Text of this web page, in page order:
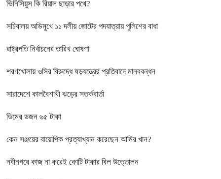
ভিনিসিয়ুস কি রিয়াল ছাড়ার পথে?
সচিবালয় অভিমুখে ১১ দলীয় জোটের পদযাত্রায় পুলিশের বাধা
রাষ্ট্রপতি নির্বাচনের তারিখ ঘোষণা
শরণখোলায় ওসির বিরুদ্ধে ষড়যন্ত্রের প্রতিবাদে মানববন্ধন
সারাদেশে কালবৈশাখী ঝড়ের সতর্কবার্তা
ডিমের ডজন ৬৫ টাকা
কেন সঞ্জয়ের বায়োপিক প্রত্যাখ্যান করেছেন আমির খান?
নবীনগরে কাজ না করেই কোটি টাকার বিল উত্তোলন